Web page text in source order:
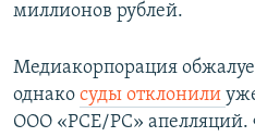
миллионов рублей.
Медиакорпорация
однако суды отклонили
ООО «РСЕ/РС» апелляций.